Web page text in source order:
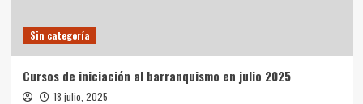
Sin categoría
Cursos de iniciación al barranquismo en julio 2025
18 julio, 2025